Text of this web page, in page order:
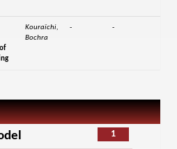
Kouraïchi,
Bochra
- -
1